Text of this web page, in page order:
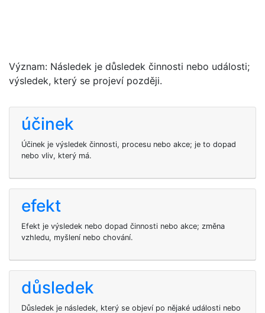
Význam: Následek je důsledek činnosti nebo události;
výsledek, který se projeví později.
účinek
Účinek je výsledek činnosti, procesu nebo akce; je to dopad
nebo vliv, který má.
efekt
Efekt je výsledek nebo dopad činnosti nebo akce; změna
vzhledu, myšlení nebo chování.
důsledek
Důsledek je následek, který se objeví po nějaké události nebo